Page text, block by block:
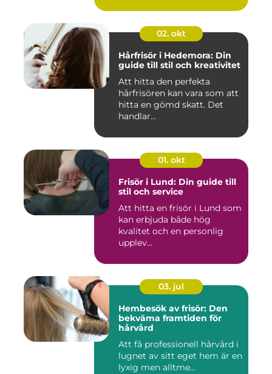
02. okt
Hårfrisör i Hedemora: Din
guide till stil och kreativitet
Att hitta den perfekta
hårfrisören kan vara som att
hitta en gömd skatt. Det
handlar...
01. okt
Frisör i Lund: Din guide till
stil och service
Att hitta en frisör i Lund som
kan erbjuda både hög
kvalitet och en personlig
upplev...
03. jul
Hembesök av frisör: Den
bekväma framtiden för
hårvård
Att få professionell hårvård i
lugnet av sitt eget hem är en
lyxig men alltme...